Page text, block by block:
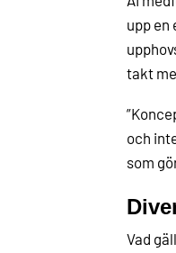
upp en
takt
och
som
Vad